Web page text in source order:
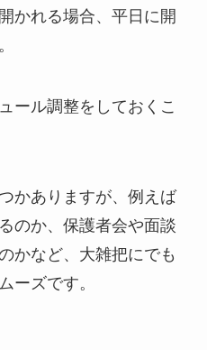
かれる場合、平日に開
ール調整をしておくこ
かありますが、例えば
のか、保護者会や面談
かなど、大雑把にでも
ーズです。